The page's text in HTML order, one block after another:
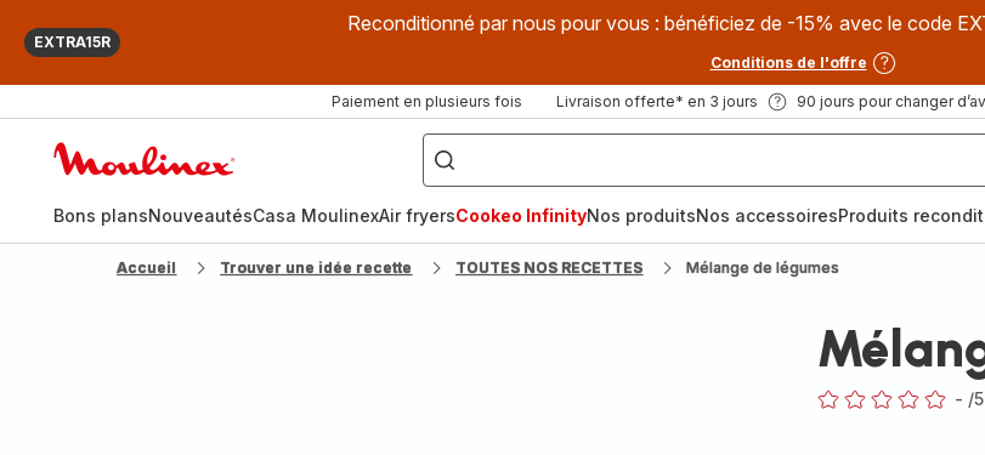
EXTRA15R
Reconditionné par nous pour vous : bénéficiez de -15% avec le code
Conditions de l'offre
Paiement en plusieurs fois Livraison offerte* en 3 jours 90 jours pour changer
["Que
recherchez-
vous
?",
fryer",
"Companion"]
Bons plansNouveautésCasa MoulinexAir fryersCookeo InfinityNos produitsNos accessoiresProduits
Accueil Trouver une idée recette TOUTES NOS RECETTES Mélange de légumes
- /5